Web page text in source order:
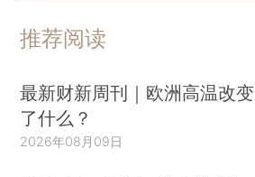
推荐阅读
最新财新周刊｜欧洲高温改变
了什么？
2026年08月09日